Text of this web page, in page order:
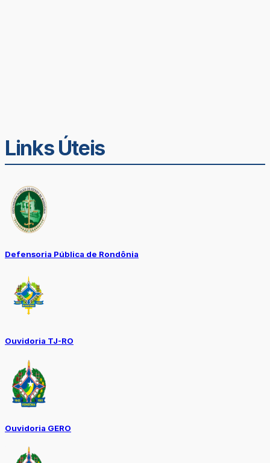
Links Úteis
Defensoria Pública de Rondônia
Ouvidoria TJ-RO
Ouvidoria GERO